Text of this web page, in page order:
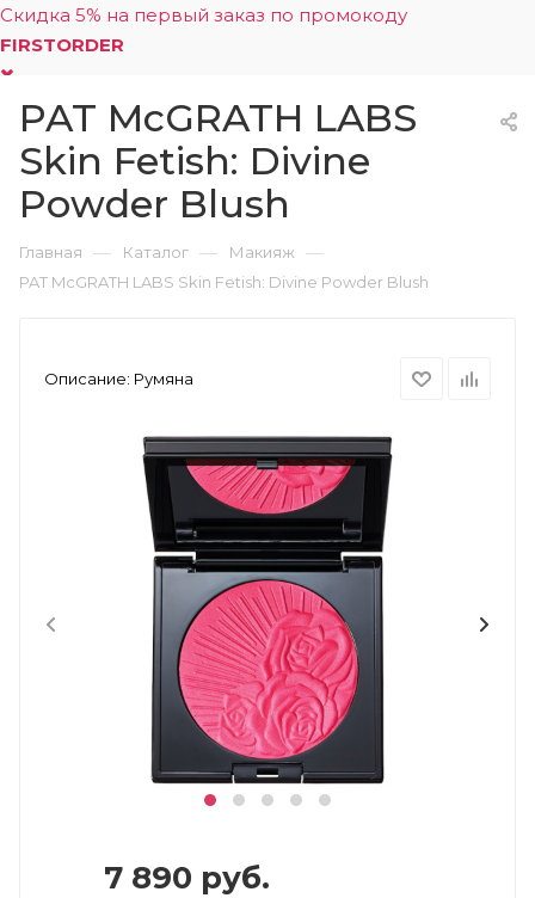
Скидка 5% на первый заказ по промокоду
FIRSTORDER
0
PAT McGRATH LABS
Skin Fetish: Divine
Powder Blush
Главная — Каталог — Макияж —
PAT McGRATH LABS Skin Fetish: Divine Powder Blush
Описание: Румяна
7 890 руб.